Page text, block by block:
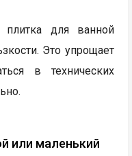
для ванной
Это упрощает
в технических
или маленький